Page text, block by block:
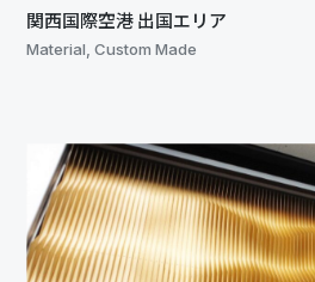
関西国際空港 出国エリア
Material, Custom Made